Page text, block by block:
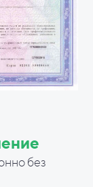
без